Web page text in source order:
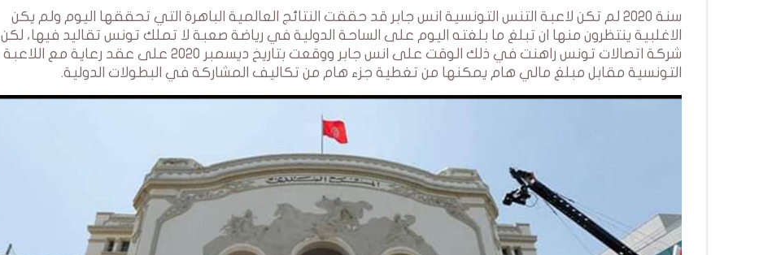
سنة 2020 لم تكن لاعبة التنس التونسية انس جابر قد حققت النتائج العالمية الباهرة التي تحققها اليوم ولم يكن
الاغلبية ينتظرون منها ان تبلغ ما بلغته اليوم على الساحة الدولية في رياضة صعبة لا تملك تونس تقاليد فيها، لكن
شركة اتصالات تونس راهنت في ذلك الوقت على انس جابر ووقعت بتاريخ ديسمبر 2020 على عقد رعاية مع اللاعبة
التونسية مقابل مبلغ مالي هام يمكنها من تغطية جزء هام من تكاليف المشاركة في البطولات الدولية.